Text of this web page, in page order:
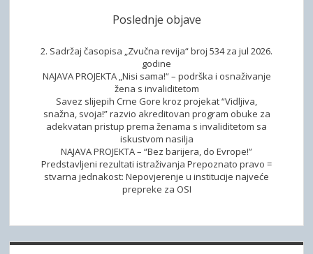
Poslednje objave
2. Sadržaj časopisa „Zvučna revija“ broj 534 za jul 2026.
godine
NAJAVA PROJEKTA „Nisi sama!“ – podrška i osnaživanje
žena s invaliditetom
Savez slijepih Crne Gore kroz projekat “Vidljiva,
snažna, svoja!” razvio akreditovan program obuke za
adekvatan pristup prema ženama s invaliditetom sa
iskustvom nasilja
NAJAVA PROJEKTA – “Bez barijera, do Evrope!”
Predstavljeni rezultati istraživanja Prepoznato pravo =
stvarna jednakost: Nepovjerenje u institucije najveće
prepreke za OSI